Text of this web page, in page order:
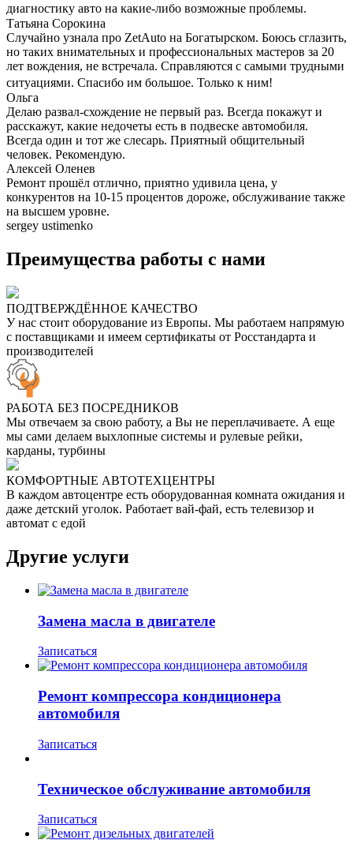
диагностику авто на какие-либо возможные проблемы.
Татьяна Сорокина
Случайно узнала про ZetAuto на Богатырском. Боюсь сглазить,
но таких внимательных и профессиональных мастеров за 20
лет вождения, не встречала. Справляются с самыми трудными
ситуациями. Спасибо им большое. Только к ним!
Ольга
Делаю развал-схождение не первый раз. Всегда покажут и
расскажут, какие недочеты есть в подвеске автомобиля.
Всегда один и тот же слесарь. Приятный общительный
человек. Рекомендую.
Алексей Оленев
Ремонт прошёл отлично, приятно удивила цена, у
конкурентов на 10-15 процентов дороже, обслуживание также
на высшем уровне.
sergey ustimenko
Преимущества работы с нами
ПОДТВЕРЖДЁННОЕ КАЧЕСТВО
У нас стоит оборудование из Европы. Мы работаем напрямую
с поставщиками и имеем сертификаты от Росстандарта и
производителей
РАБОТА БЕЗ ПОСРЕДНИКОВ
Мы отвечаем за свою работу, а Вы не переплачиваете. А еще
мы сами делаем выхлопные системы и рулевые рейки,
карданы, турбины
КОМФОРТНЫЕ АВТОТЕХЦЕНТРЫ
В каждом автоцентре есть оборудованная комната ожидания и
даже детский уголок. Работает вай-фай, есть телевизор и
автомат с едой
Другие услуги
Замена масла в двигателе
Записаться
Ремонт компрессора кондиционера
автомобиля
Записаться
Техническое обслуживание автомобиля
Записаться